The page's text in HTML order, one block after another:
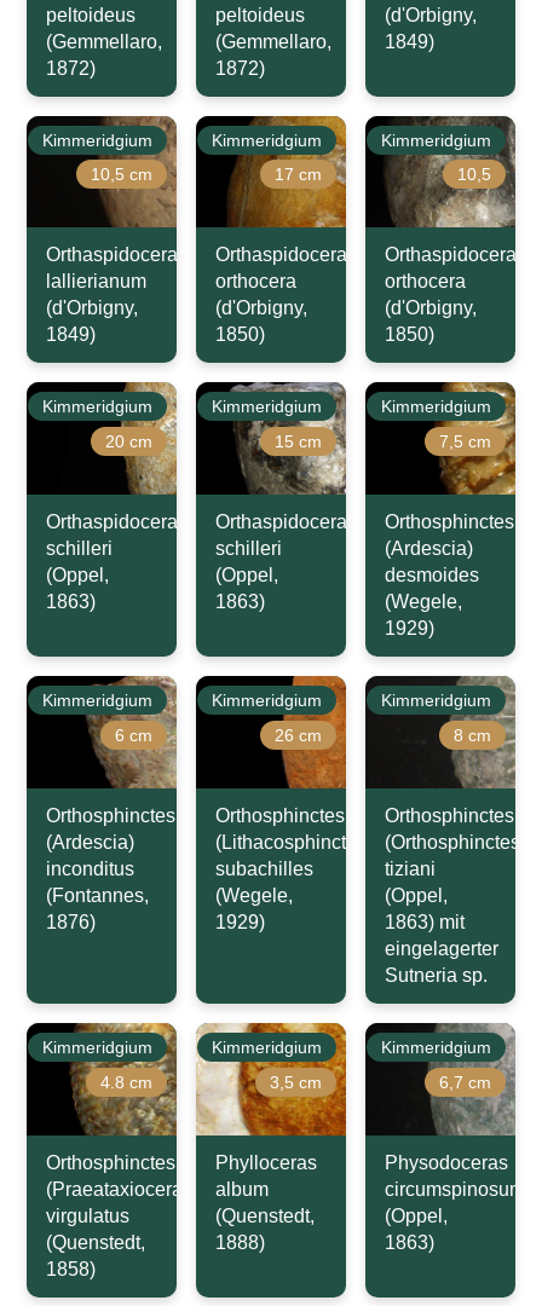
peltoideus
(Gemmellaro,
1872)
peltoideus
(Gemmellaro,
1872)
(d'Orbigny,
1849)
Kimmeridgium
10,5 cm
Orthaspidoceras
lallierianum
(d'Orbigny,
1849)
Kimmeridgium
17 cm
Orthaspidoceras
orthocera
(d'Orbigny,
1850)
Kimmeridgium
10,5
Orthaspidoceras
orthocera
(d'Orbigny,
1850)
Kimmeridgium
20 cm
Orthaspidoceras
schilleri
(Oppel,
1863)
Kimmeridgium
15 cm
Orthaspidoceras
schilleri
(Oppel,
1863)
Kimmeridgium
7,5 cm
Orthosphinctes
(Ardescia)
desmoides
(Wegele,
1929)
Kimmeridgium
6 cm
Orthosphinctes
(Ardescia)
inconditus
(Fontannes,
1876)
Kimmeridgium
26 cm
Orthosphinctes
(Lithacosphinctes)
subachilles
(Wegele,
1929)
Kimmeridgium
8 cm
Orthosphinctes
(Orthosphinctes)
tiziani
(Oppel,
1863) mit
eingelagerter
Sutneria sp.
Kimmeridgium
4.8 cm
Orthosphinctes
(Praeataxioceras)
virgulatus
(Quenstedt,
1858)
Kimmeridgium
3,5 cm
Phylloceras
album
(Quenstedt,
1888)
Kimmeridgium
6,7 cm
Physodoceras
circumspinosum
(Oppel,
1863)